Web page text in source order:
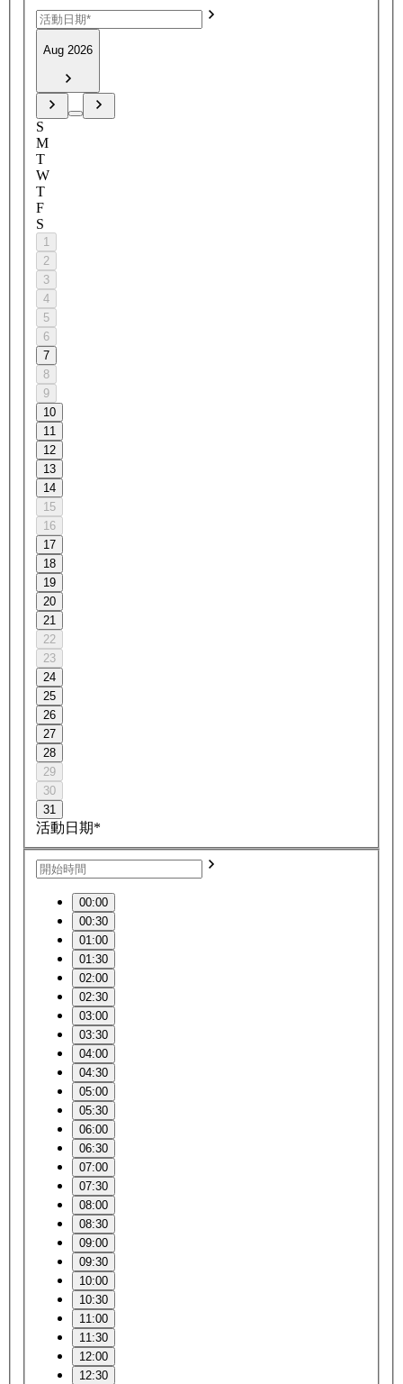
Aug 2026
S
M
T
W
T
F
S
1
2
3
4
5
6
7
8
9
10
11
12
13
14
15
16
17
18
19
20
21
22
23
24
25
26
27
28
29
30
31
活動日期*
00:00
00:30
01:00
01:30
02:00
02:30
03:00
03:30
04:00
04:30
05:00
05:30
06:00
06:30
07:00
07:30
08:00
08:30
09:00
09:30
10:00
10:30
11:00
11:30
12:00
12:30